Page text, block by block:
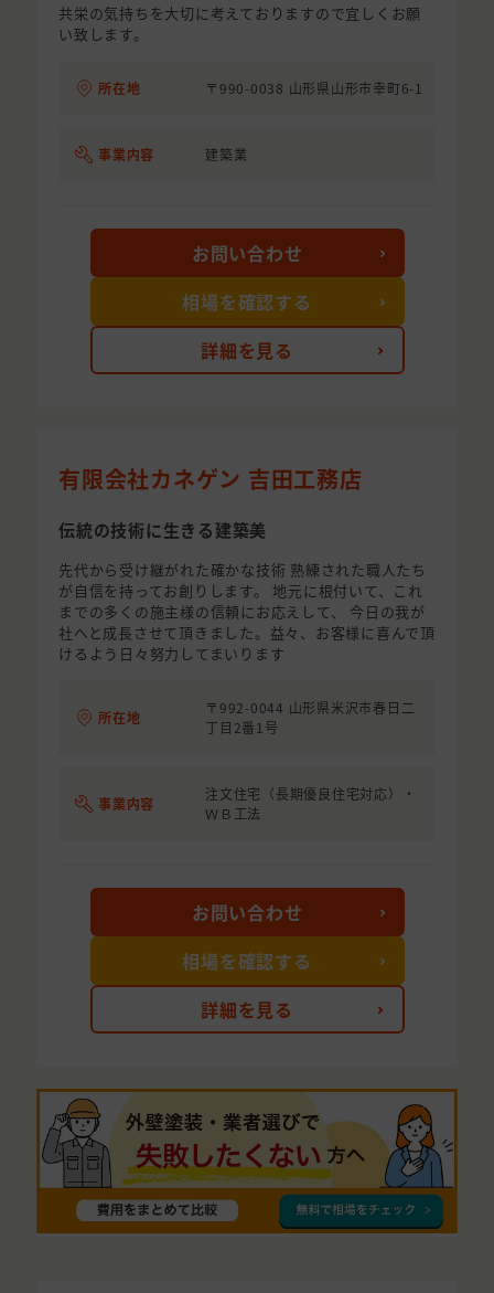
共栄の気持ちを大切に考えておりますので宜しくお願
い致します。
所在地 〒990-0038 山形県山形市幸町6-1
事業内容 建築業
詳細を見る
お問い合わせ
相場を確認する
有限会社カネゲン 吉田工務店
伝統の技術に生きる建築美
先代から受け継がれた確かな技術 熟練された職人たち
が自信を持ってお創りします。 地元に根付いて、これ
までの多くの施主様の信頼にお応えして、 今日の我が
社へと成長させて頂きました。益々、お客様に喜んで頂
けるよう日々努力してまいります
所在地
〒992-0044 山形県米沢市春日二
丁目2番1号
事業内容
注文住宅（長期優良住宅対応）・
ＷＢ工法
詳細を見る
お問い合わせ
相場を確認する